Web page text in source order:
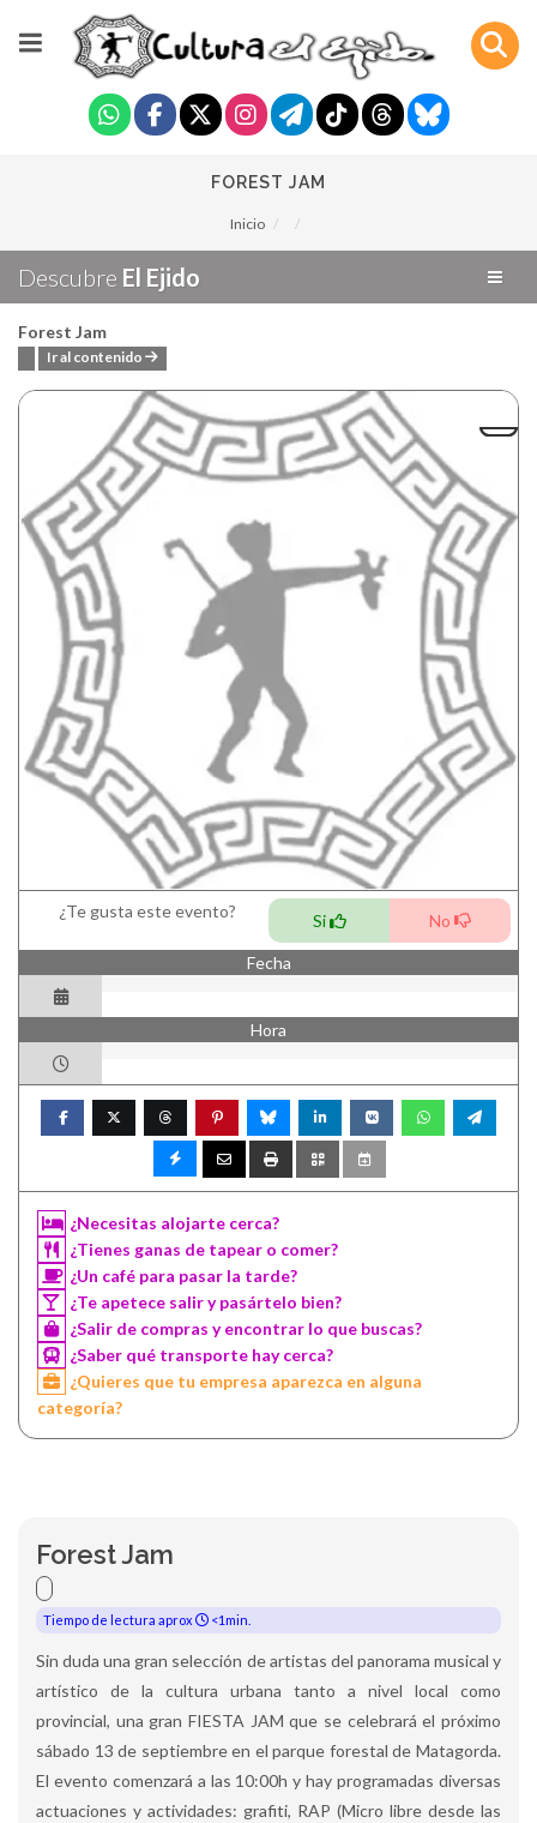
FOREST JAM
Inicio
Descubre El Ejido
Forest Jam
Ir al contenido
¿Te gusta este evento? Si No
Fecha
Hora
¿Necesitas alojarte cerca?
¿Tienes ganas de tapear o comer?
¿Un café para pasar la tarde?
¿Te apetece salir y pasártelo bien?
¿Salir de compras y encontrar lo que buscas?
¿Saber qué transporte hay cerca?
¿Quieres que tu empresa aparezca en alguna
categoría?
Forest Jam
Tiempo de lectura aprox <1min.
Sin duda una gran selección de artistas del panorama musical y
artístico de la cultura urbana tanto a nivel local como
provincial, una gran FIESTA JAM que se celebrará el próximo
sábado 13 de septiembre en el parque forestal de Matagorda.
El evento comenzará a las 10:00h y hay programadas diversas
actuaciones y actividades: grafiti, RAP (Micro libre desde las